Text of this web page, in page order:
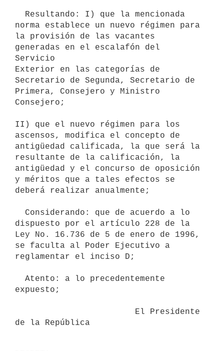
norma establece un nuevo régimen para
la provisión de las vacantes
generadas en el escalafón del
Servicio
Exterior en las categorías de
Secretario de Segunda, Secretario de
Primera, Consejero y Ministro
Consejero;
II) que el nuevo régimen para los
ascensos, modifica el concepto de
antigüedad calificada, la que será la
resultante de la calificación, la
antigüedad y el concurso de oposición
y méritos que a tales efectos se
deberá realizar anualmente;
dispuesto por el artículo 228 de la
Ley No. 16.736 de 5 de enero de 1996,
se faculta al Poder Ejecutivo a
reglamentar el inciso D;
expuesto;
de la República